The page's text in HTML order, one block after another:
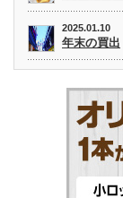
2025.01.10
年末の買出